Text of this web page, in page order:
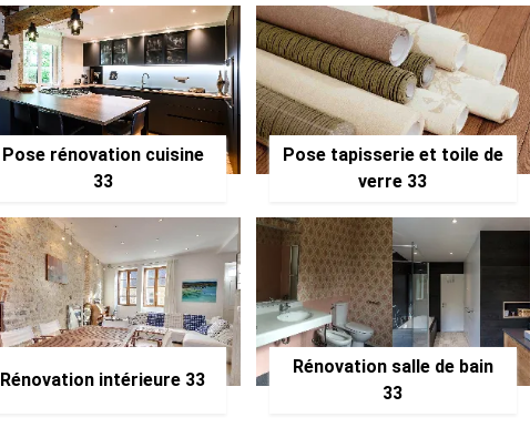
Pose rénovation cuisine
33
Pose tapisserie et toile de
verre 33
Rénovation intérieure 33
Rénovation salle de bain
33